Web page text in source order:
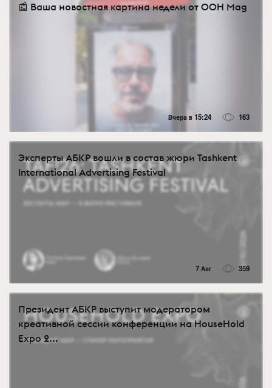
📰 Ваша новостная картина недели от OOH Mag
Вчера в 15:24 163
Эксперты АБКР вошли в состав жюри Tashkent
International Advertising Festival
7 Авг 359
Президент АБКР выступит модератором
креативной сессии конференции на HouseHold
Expo 2...